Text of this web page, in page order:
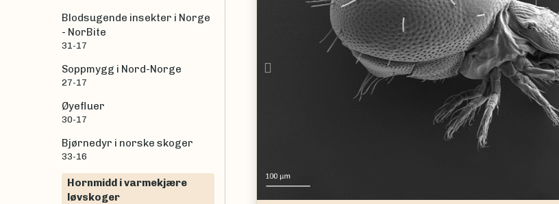
Blodsugende insekter i Norge
- NorBite
31-17
Soppmygg i Nord-Norge
27-17
Øyefluer
30-17
Bjørnedyr i norske skoger
33-16
Hornmidd i varmekjære
løvskoger